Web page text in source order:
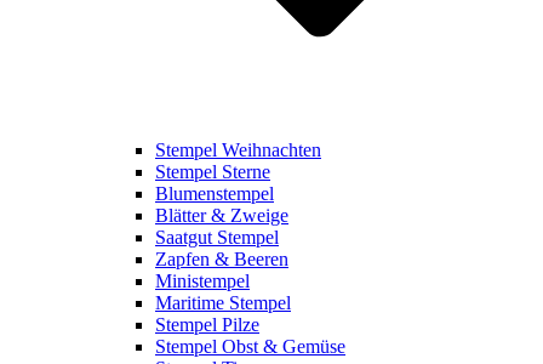
Stempel Weihnachten
Stempel Sterne
Blumenstempel
Blätter & Zweige
Saatgut Stempel
Zapfen & Beeren
Ministempel
Maritime Stempel
Stempel Pilze
Stempel Obst & Gemüse